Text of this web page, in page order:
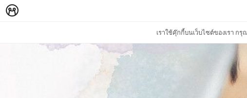
เราใช้คุ๊กกี้บนเว็บไซต์ของเรา ก